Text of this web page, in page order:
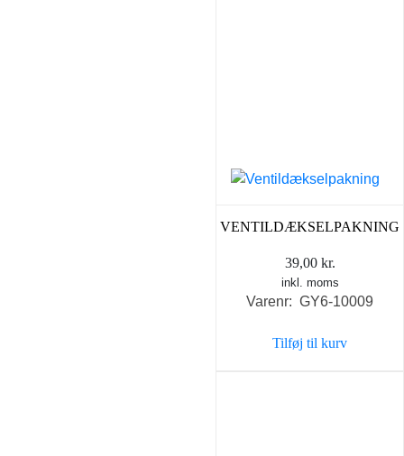
VENTILDÆKSELPAKNING
39,00 kr.
inkl. moms
Varenr: GY6-10009
Tilføj til kurv